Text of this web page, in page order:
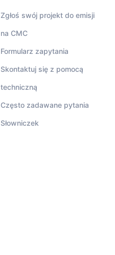
Zgłoś swój projekt do emisji
na CMC
Formularz zapytania
Skontaktuj się z pomocą
techniczną
Często zadawane pytania
Słowniczek